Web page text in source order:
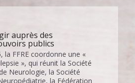
auprès des
publics
la FFRE coordonne une «
», qui réunit la Société
Neurologie, la Société
la Fédération